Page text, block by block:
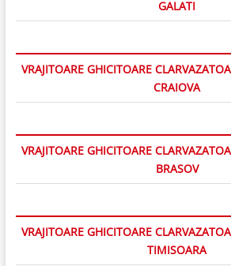
GALATI
VRAJITOARE GHICITOARE
CRAIOVA
VRAJITOARE GHICITOARE
BRASOV
VRAJITOARE GHICITOARE
TIMISOARA